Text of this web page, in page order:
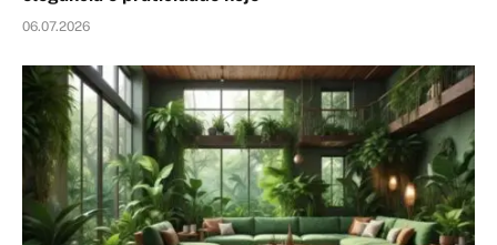
06.07.2026